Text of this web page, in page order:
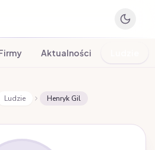
Aktualności
Ludzie Henryk Gil